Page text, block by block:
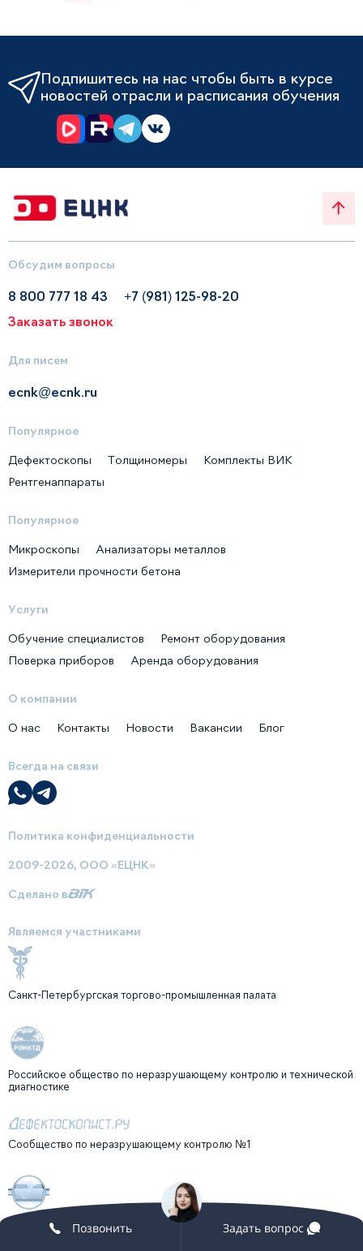
Подпишитесь на нас чтобы быть в курсе
новостей отрасли и расписания обучения
Обсудим вопросы
8 800 777 18 43
+7 (981) 125-98-20
Заказать звонок
Для писем
ecnk@ecnk.ru
Популярное
Дефектоскопы Толщиномеры
Комплекты ВИК
Рентгенаппараты
Популярное
Микроскопы
Анализаторы металлов
Измерители прочности бетона
Услуги
Обучение специалистов
Ремонт оборудования
Поверка приборов
Аренда оборудования
О компании
О нас Контакты Новости Вакансии Блог
Всегда на связи
Политика конфиденциальности
2009-2026, ООО «ЕЦНК»
Сделано в
Являемся участниками
Санкт-Петербургская торгово-промышленная палата
Российское общество по неразрушающему контролю и технической
диагностике
Сообщество по неразрушающему контролю №1
Клуб профессионалов неразрушающего контроля "ГУРВИЧ-КЛУБ"
Позвонить Задать вопрос